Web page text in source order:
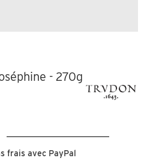
- 270g
frais avec PayPal